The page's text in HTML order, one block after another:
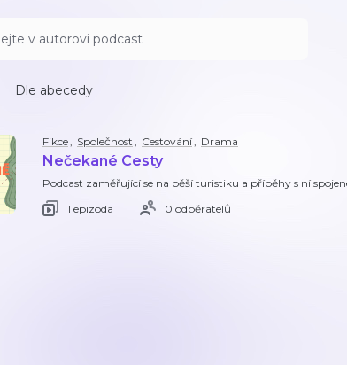
Dle abecedy
Fikce, Společnost , Cestování, Drama
Nečekané Cesty
Podcast zaměřující se na pěší turistiku a příběhy s ní
1 epizoda
0 odběratelů